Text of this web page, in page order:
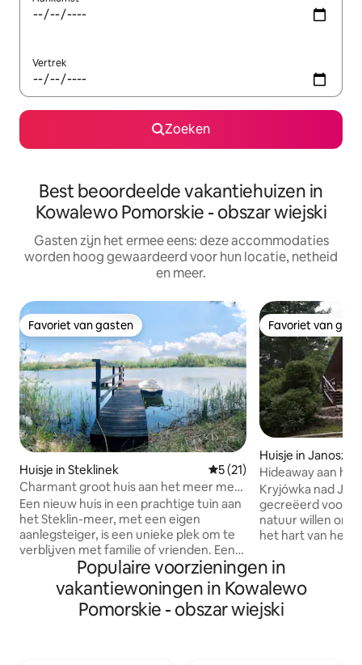
Vertrek
Zoeken
Best beoordeelde vakantiehuizen in
Kowalewo Pomorskie - obszar wiejski
Gasten zijn het ermee eens: deze accommodaties
worden hoog gewaardeerd voor hun locatie, netheid
en meer.
Favoriet van gasten
Favoriet van gasten
Huisje in Steklinek Gemiddelde beoordeling
5 (21)
Charmant groot huis aan het meer met
een eigen jachthaven
Een nieuw huis in een prachtige tuin aan
het Steklin-meer, met een eigen
aanlegsteiger, is een unieke plek om te
verblijven met familie of vrienden. Een
groot terras, een volledig uitgeruste
nieuwe keuken, een ruime woonkamer,
twee badkamers en drie slaapkamers
maken deze plek perfect voor 6-8
Favoriet van
Favoriet van
Huisje in
Hideaway aan
Kryjówka nad
gecreëerd voor
natuur willen
het hart van het
een eigen
meer, biedt het
om te
genieten van
Populaire voorzieningen in
vakantiewoningen in Kowalewo
Pomorskie - obszar wiejski